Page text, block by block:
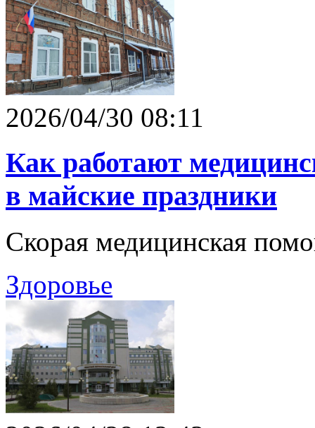
2026/04/30 08:11
Как работают
в майские праздники
Скорая медицинская
Здоровье